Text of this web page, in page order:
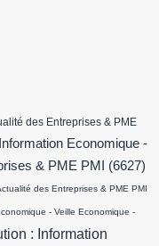
des Entreprises & PME
Economique -
& PME PMI
(6627)
des Entreprises & PME PMI
- Veille Economique -
: Information